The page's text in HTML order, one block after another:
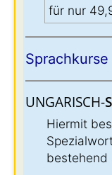
für nur
UNGARISCH-
Hiermit
bestehend